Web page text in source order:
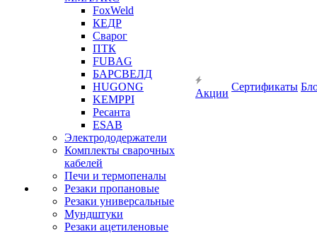
FoxWeld
КЕДР
Сварог
ПТК
FUBAG
БАРСВЕЛД
HUGONG
KEMPPI
Ресанта
ESAB
Электрододержатели
Комплекты сварочных
кабелей
Печи и термопеналы
Резаки пропановые
Резаки универсальные
Мундштуки
Резаки ацетиленовые
Акции
Сертификаты